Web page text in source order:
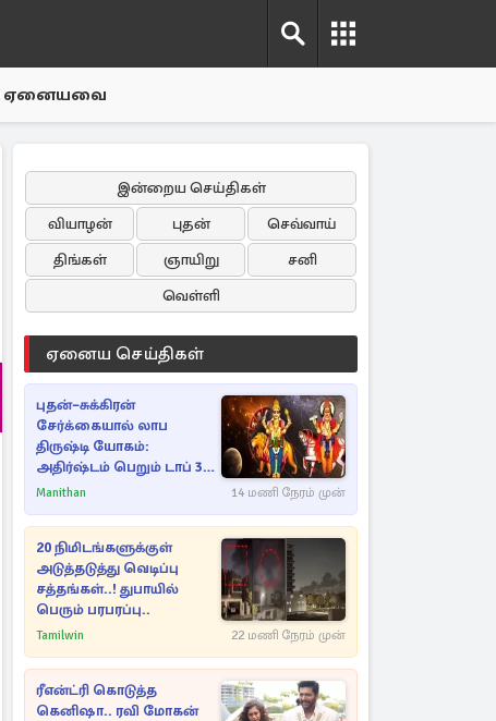
ஏனையவை
இன்றைய செய்திகள்
வியாழன்
புதன்
செவ்வாய்
திங்கள்
ஞாயிறு
சனி
வெள்ளி
ஏனைய செய்திகள்
புதன்–சுக்கிரன்
சேர்க்கையால் லாப
திருஷ்டி யோகம்:
அதிர்ஷ்டம் பெறும் டாப் 3
ராசிகள்!
Manithan 14 மணி நேரம் முன்
20 நிமிடங்களுக்குள்
அடுத்தடுத்து வெடிப்பு
சத்தங்கள்..! துபாயில்
பெரும் பரபரப்பு..
Tamilwin 22 மணி நேரம் முன்
ரீஎன்ட்ரி கொடுத்த
கெனிஷா.. ரவி மோகன்